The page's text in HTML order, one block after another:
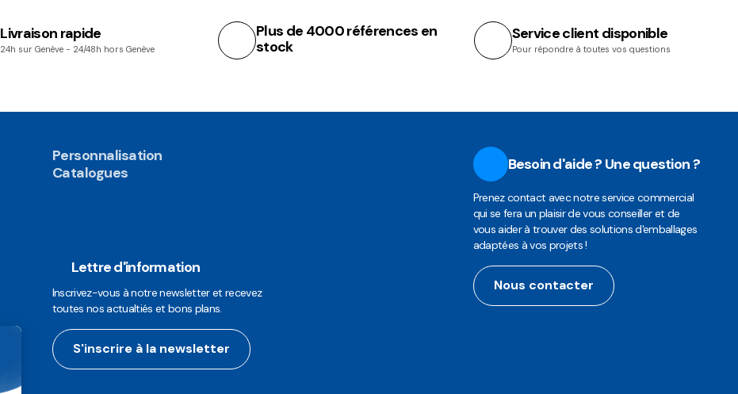
Livraison rapide
24h sur Genève - 24/48h hors Genève
Plus de 4000 références en
stock
Service client disponible
Pour répondre à toutes vos questions
Personnalisation
Catalogues
Lettre d'information
Inscrivez-vous à notre newsletter et recevez
toutes nos actualtiés et bons plans.
S'inscrire à la newsletter
Besoin d'aide ? Une question ?
Prenez contact avec notre service commercial
qui se fera un plaisir de vous conseiller et de
vous aider à trouver des solutions d'emballages
adaptées à vos projets !
Nous contacter